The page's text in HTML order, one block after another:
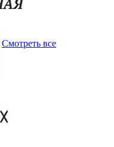
Смотреть все